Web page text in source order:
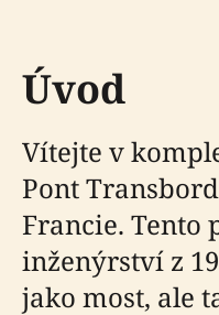
Úvod
Vítejte v
Pont
Francie. Tento
inženýrství z
jako most, ale